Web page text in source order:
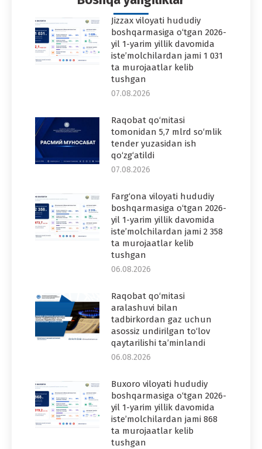
Jizzax viloyati hududiy
boshqarmasiga o‘tgan 2026-
yil 1-yarim yillik davomida
iste’molchilardan jami 1 031
ta murojaatlar kelib
tushgan
07.08.2026
Raqobat qo‘mitasi
tomonidan 5,7 mlrd so‘mlik
tender yuzasidan ish
qo‘zg‘atildi
07.08.2026
Farg‘ona viloyati hududiy
boshqarmasiga o‘tgan 2026-
yil 1-yarim yillik davomida
iste’molchilardan jami 2 358
ta murojaatlar kelib
tushgan
06.08.2026
Raqobat qo‘mitasi
aralashuvi bilan
tadbirkordan gaz uchun
asossiz undirilgan to‘lov
qaytarilishi ta’minlandi
06.08.2026
Buxoro viloyati hududiy
boshqarmasiga o‘tgan 2026-
yil 1-yarim yillik davomida
iste’molchilardan jami 868
ta murojaatlar kelib
tushgan